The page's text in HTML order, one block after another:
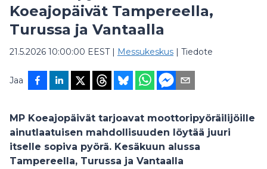
Koeajopäivät Tampereella,
Turussa ja Vantaalla
21.5.2026 10:00:00 EEST| Messukeskus | Tiedote
Jaa
MP Koeajopäivät tarjoavat moottoripyöräilijöille
ainutlaatuisen mahdollisuuden löytää juuri
itselle sopiva pyörä. Kesäkuun alussa
Tampereella, Turussa ja Vantaalla